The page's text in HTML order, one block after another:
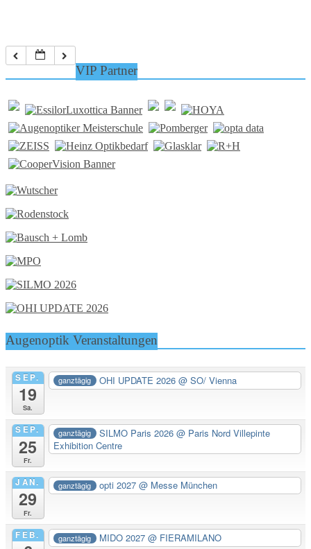
VIP Partner
Augenoptik Veranstaltungen
SEP.
19
Sa.
ganztägig OHI UPDATE 2026@ SO/ Vienna
SEP.
25
Fr.
ganztägig SILMO Paris 2026@ Paris Nord Villepinte
Exhibition Centre
JAN.
29
Fr.
ganztägig opti 2027@ Messe München
FEB. ganztägig MIDO 2027@ FIERAMILANO